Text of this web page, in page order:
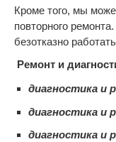
Кроме того, мы
повторного
безотказно
Ремонт и
диагностика и
диагностика и
диагностика и